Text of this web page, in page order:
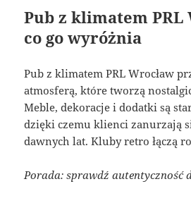
Pub z klimatem PRL
co go wyróżnia
Pub z klimatem PRL Wrocław
atmosferą, które tworzą
Meble, dekoracje i dodatki są
dzięki czemu klienci zanurzają
dawnych lat. Kluby retro łączą
Porada: sprawdź autentyczność